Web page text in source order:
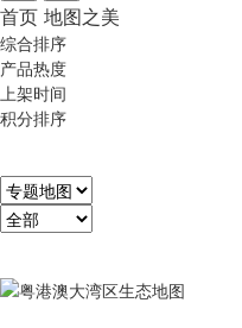
首页 地图之美
综合排序
产品热度
上架时间
积分排序